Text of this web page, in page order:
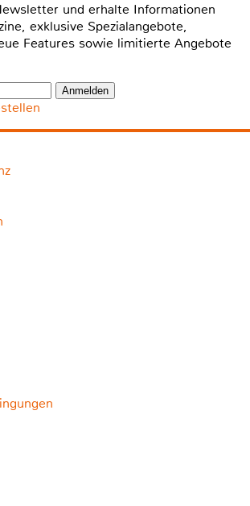
und erhalte Informationen
exklusive Spezialangebote,
Features sowie limitierte Angebote